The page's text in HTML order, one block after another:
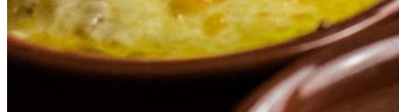
NBA
NFL
Fórmula 1
UFC
Tênis (ATP)